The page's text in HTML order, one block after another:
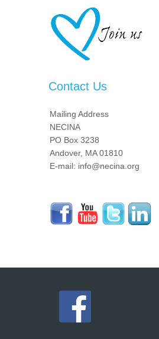
Contact Us
Mailing Address
NECINA
PO Box 3238
Andover, MA 01810
E-mail: info@necina.org